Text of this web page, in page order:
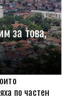
за това,
по частен